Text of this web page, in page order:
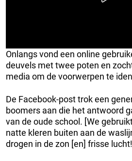
Onlangs vond een online
deuvels met twee poten en
media om de voorwerpen te
De Facebook-post trok een
boomers aan die het antwoord
van de oude school. [We
natte kleren buiten aan de
drogen in de zon [en] frisse